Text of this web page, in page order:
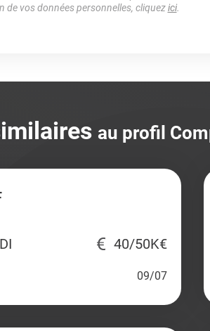
vos données personnelles, cliquezici.
au profil
40/50K€
09/07